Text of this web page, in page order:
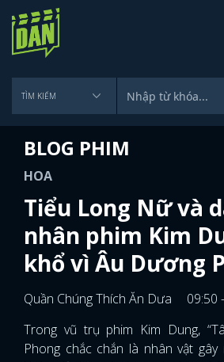
BLOG PHIM
HOA
Tiểu Long Nữ và
nhân phim Kim
khổ vì Âu Dương
Quần Chúng Thích Ăn Dưa
09:50
Trong vũ trụ phim Kim Dung,
Phong chắc chắn là nhân vật